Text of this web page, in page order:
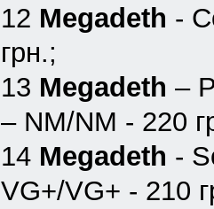
12 Megadeth -
грн.;
13 Megadeth –
– NM/NM - 220
14 Megadeth -
VG+/VG+ - 210